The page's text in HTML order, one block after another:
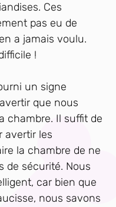
Ces
pas eu de
a jamais voulu.
!
un signe
que nous
chambre. Il suffit de
avertir les
la chambre de ne
de sécurité. Nous
car bien que
nous savons